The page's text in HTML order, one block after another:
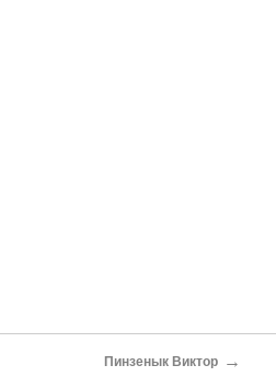
Пинзенык Виктор →